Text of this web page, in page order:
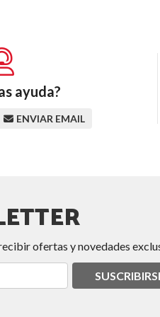
ayuda?
ENVIAR EMAIL
ofertas y novedades